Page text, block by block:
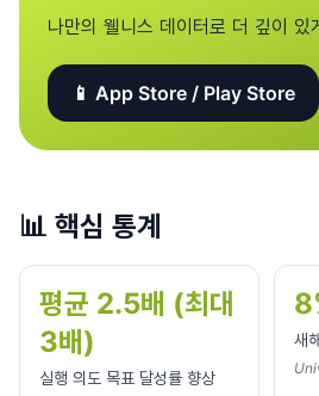
나만의 웰니스 데이터로 더 깊이 있
📱 App Store / Play Store
📊 핵심 통계
평균 2.5배 (최대
3배)
실행 의도 목표 달성률 향상
새